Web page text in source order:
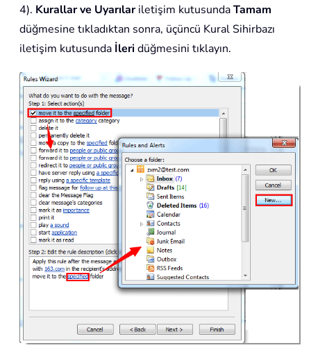
4). Kurallar ve Uyarılariletişim kutusundaTamam
düğmesine tıkladıktan sonra, üçüncü Kural Sihirbazı
iletişim kutusunda İleri düğmesini tıklayın.